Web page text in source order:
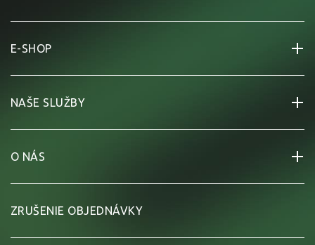
E-SHOP
NAŠE SLUŽBY
O NÁS
ZRUŠENIE OBJEDNÁVKY